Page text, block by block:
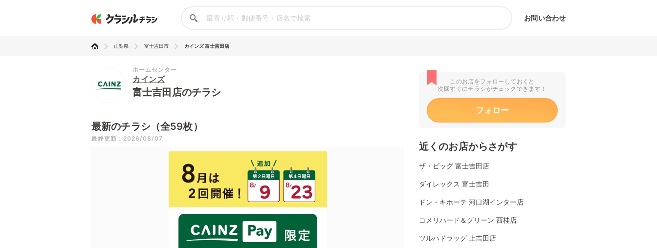
お問い合わせ
山梨県 富士吉田市 カインズ 富士吉田店
ホームセンター
カインズ
富士吉田店のチラシ
最新のチラシ（全59枚）
最終更新：2026/08/07
このお店をフォローしておくと
次回すぐにチラシがチェックできます！
フォロー
近くのお店からさがす
ザ・ビッグ 富士吉田店
ダイレックス 富士吉田
ドン・キホーテ 河口湖インター店
コメリハード＆グリーン 西桂店
ツルハドラッグ 上吉田店